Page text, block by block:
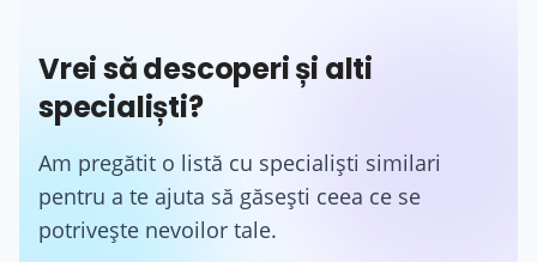
Vrei să descoperi și alti
specialiști?
Am pregătit o listă cu specialiști similari
pentru a te ajuta să găsești ceea ce se
potrivește nevoilor tale.